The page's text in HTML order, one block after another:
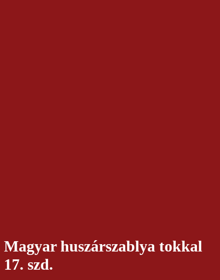
Magyar huszárszablya tokkal
17. szd.